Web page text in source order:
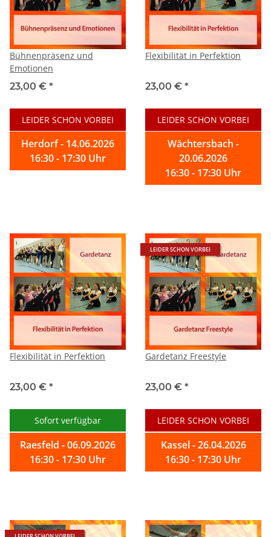
Bühnenpräsenz und
Emotionen
23,00 € *
LEIDER SCHON VORBEI
Herdorf - 14.06.2026
16:30 - 17:30 Uhr
Flexibilität in Perfektion
23,00 € *
LEIDER SCHON VORBEI
Wächtersbach -
20.06.2026
16:30 - 17:30 Uhr
Flexibilität in Perfektion
23,00 € *
Sofort verfügbar
Raesfeld - 06.09.2026
16:30 - 17:30 Uhr
LEIDER SCHON VORBEI
Gardetanz Freestyle
23,00 € *
LEIDER SCHON VORBEI
Kassel - 26.04.2026
16:30 - 17:30 Uhr